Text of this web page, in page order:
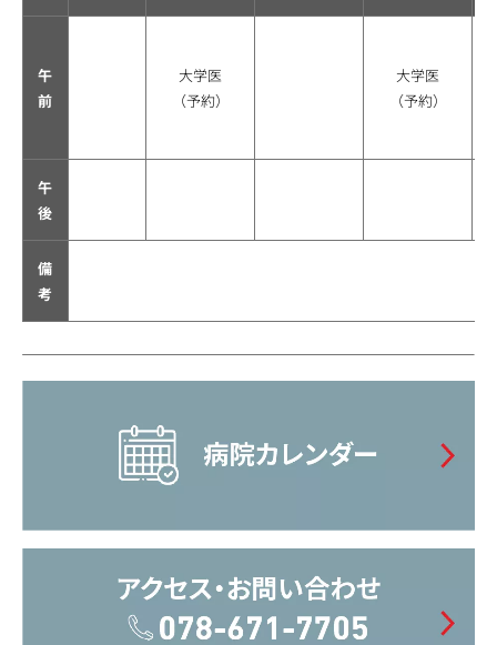
午
前
大学医
（予約）
大学医
（予約）
午
後
備
考